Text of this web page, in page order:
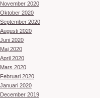
November 2020
Oktober 2020
September 2020
Augusti 2020
Juni 2020
Maj 2020
April 2020
Mars 2020
Februari 2020
Januari 2020
December 2019